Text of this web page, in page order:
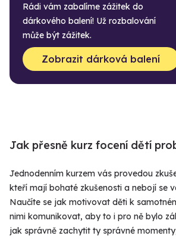
Rádi vám zabalíme zážitek do
dárkového balení! Už rozbalování
může být zážitek.
Zobrazit dárková balení
Jak přesně kurz focení dětí
Jednodenním kurzem vás provedou
kteří mají bohaté zkušenosti a nebojí se
Naučíte se jak motivovat děti k
nimi komunikovat, aby to i pro ně bylo
jak správně zachytit ty správné